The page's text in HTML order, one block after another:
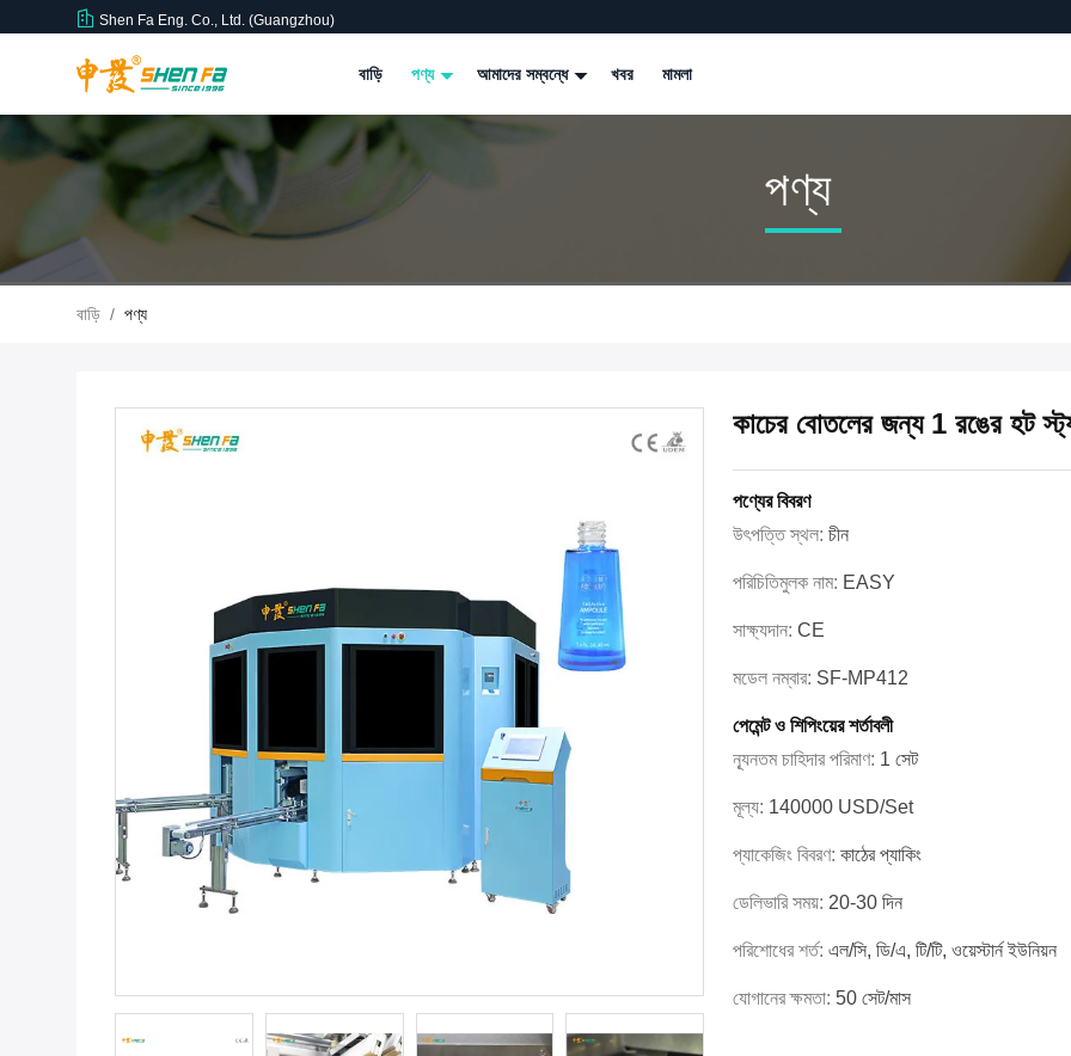
Shen Fa Eng. Co., Ltd. (Guangzhou)
বাড়ি পণ্য আমাদের সম্বন্ধে খবর মামলা
পণ্য
বাড়ি / পণ্য
কাচের বোতলের জন্য 1 রঙের হট
পণ্যের বিবরণ
উৎপত্তি স্থল: চীন
পরিচিতিমুলক নাম: EASY
সাক্ষ্যদান: CE
মডেল নম্বার: SF-MP412
পেমেন্ট ও শিপিংয়ের শর্তাবলী
ন্যূনতম চাহিদার পরিমাণ: 1 সেট
মূল্য: 140000 USD/Set
প্যাকেজিং বিবরণ: কাঠের প্যাকিং
ডেলিভারি সময়: 20-30 দিন
পরিশোধের শর্ত: এল/সি, ডি/এ, টি/টি, ওয়েস্টার্ন ইউনিয়ন
যোগানের ক্ষমতা: 50 সেট/মাস